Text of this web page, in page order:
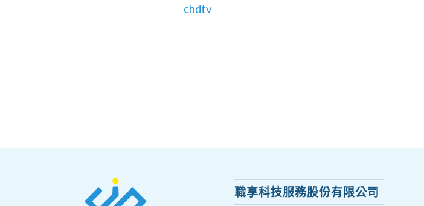
chdtv
職享科技服務股份有限公司